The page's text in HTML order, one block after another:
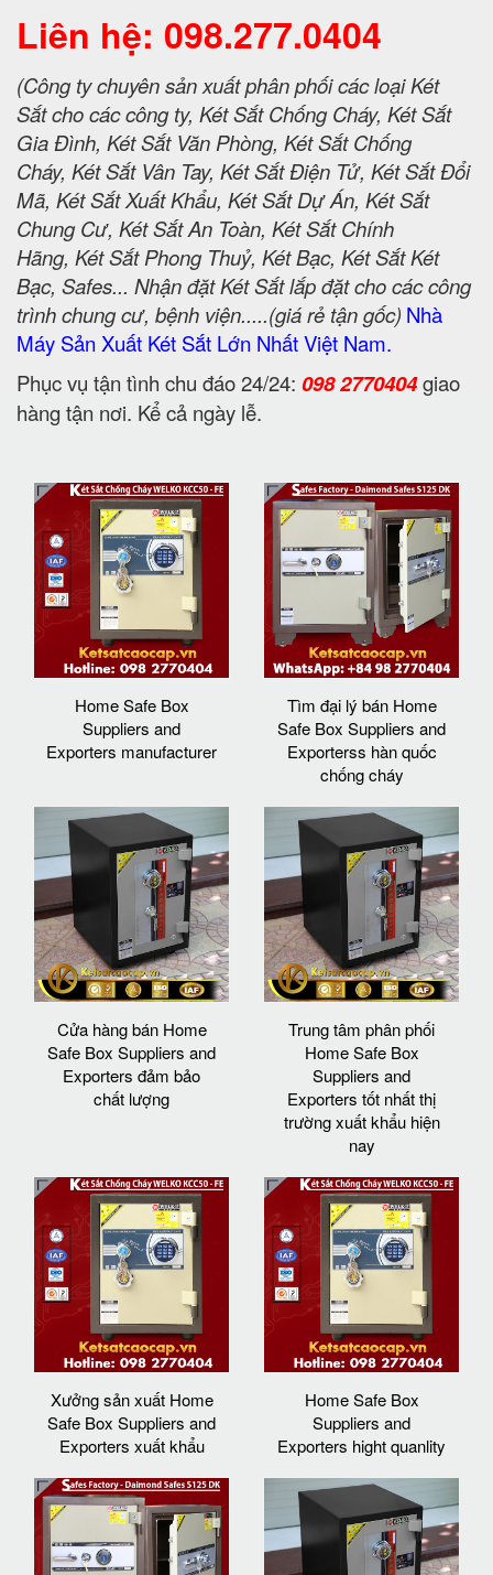
Liên hệ: 098.277.0404
(Công ty chuyên sản xuất phân phối các loại Két
Sắt cho các công ty, Két Sắt Chống Cháy, Két Sắt
Gia Đình, Két Sắt Văn Phòng, Két Sắt Chống
Cháy, Két Sắt Vân Tay, Két Sắt Điện Tử, Két Sắt Đổi
Mã, Két Sắt Xuất Khẩu, Két Sắt Dự Án, Két Sắt
Chung Cư, Két Sắt An Toàn, Két Sắt Chính
Hãng, Két Sắt Phong Thuỷ, Két Bạc, Két Sắt Két
Bạc, Safes... Nhận đặt Két Sắt lắp đặt cho các công
trình chung cư, bệnh viện.....(giá rẻ tận gốc) Nhà
Máy Sản Xuất Két Sắt Lớn Nhất Việt Nam.
Phục vụ tận tình chu đáo 24/24: 098 2770404giao
hàng tận nơi. Kể cả ngày lễ.
Home Safe Box
Suppliers and
Exporters manufacturer
Tìm đại lý bán Home
Safe Box Suppliers and
Exporterss hàn quốc
chống cháy
Cửa hàng bán Home
Safe Box Suppliers and
Exporters đảm bảo
chất lượng
Trung tâm phân phối
Home Safe Box
Suppliers and
Exporters tốt nhất thị
trường xuất khẩu hiện
nay
Xưởng sản xuất Home
Safe Box Suppliers and
Exporters xuất khẩu
Home Safe Box
Suppliers and
Exporters hight quanlity